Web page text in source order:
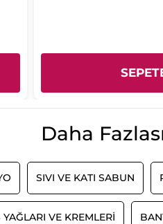
Daha
SIVI VE KATI SABUN
YAĞLARI VE KREMLERI